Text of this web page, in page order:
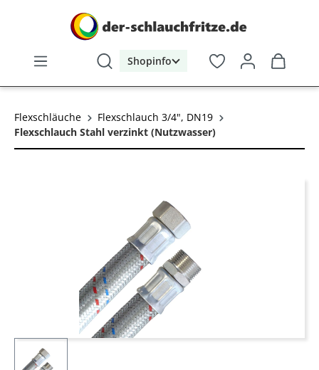
Shopinfo
Flexschläuche
Flexschlauch 3/4", DN19
Flexschlauch Stahl verzinkt (Nutzwasser)